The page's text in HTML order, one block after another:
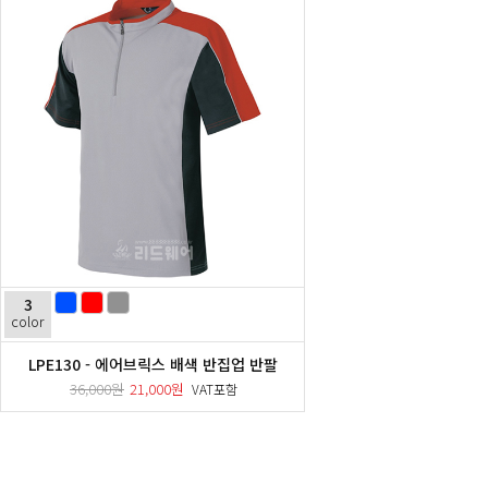
3
color
LPE130 - 에어브릭스 배색 반집업 반팔
36,000원 21,000원 VAT포함